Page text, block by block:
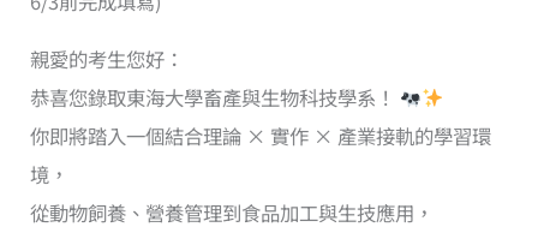
親愛的考生您好：
恭喜您錄取東海大學畜產與生物科技學系！
你即將踏入一個結合理論 × 實作 × 產業接軌的學習環
境，
從動物飼養、營養管理到食品加工與生技應用，